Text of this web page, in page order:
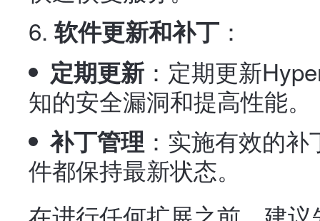
软件更新和补丁 ：
定期更新 ：定期更新
知的安全漏洞和提高性能。
补丁管理 ：实施有效的
件都保持最新状态。